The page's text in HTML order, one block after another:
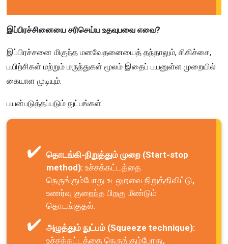
இப்பிரச்சினையை சரிசெய்ய உதவுபவை எவை?
இப்பிரச்சனை மிகுந்த மனவேதனையைத் தந்தாலும், சிகிச்சை,
பயிற்சிகள் மற்றும் மருந்துகள் மூலம் இதைப் பயனுள்ள முறையில்
கையாள முடியும்.
பயன்படுத்தப்படும் நுட்பங்கள்:
தொடங்கி-நிறுத்தும் முறை (Start-stop
method): உச்சக்கட்டத்தை
நெருங்கும்போது உடலுறவை நிறுத்திவிட்டு,
உணர்வு குறைந்த பிறகு மீண்டும்
தொடங்குதல்.
அழுத்தும் நுட்பம் (Squeeze technique):
உச்சக்கட்டத்தை நெருங்கும்போது,